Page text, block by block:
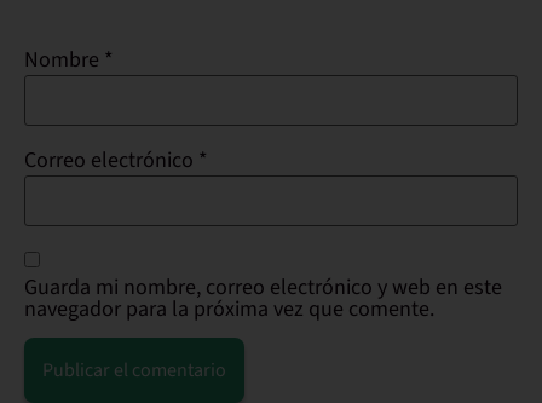
Nombre *
Correo electrónico *
Guarda mi nombre, correo electrónico y web en este
navegador para la próxima vez que comente.